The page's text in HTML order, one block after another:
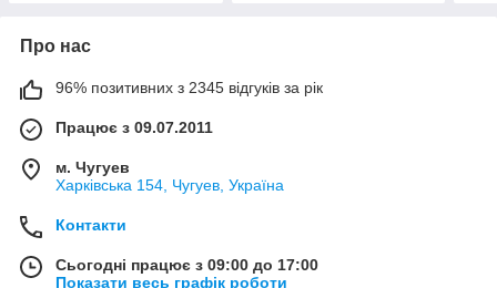
Про нас
96% позитивних з 2345 відгуків за рік
Працює з 09.07.2011
м. Чугуев
Харківська 154, Чугуев, Україна
Контакти
Сьогодні працює з 09:00 до 17:00
Показати весь графік роботи